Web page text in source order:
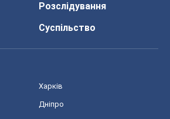
Розслідування
Суспільство
Харків
Дніпро